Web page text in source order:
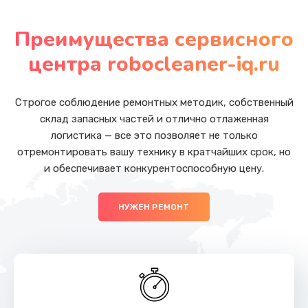
Заказать
от 1000 руб.
Заказать
Замена жерновов
от 1000 руб.
Заказать
Заказать
Преимущества сервисного
центра robocleaner-iq.ru
Строгое соблюдение ремонтных методик, собственный
склад запасных частей и отлично отлаженная
логистика — все это позволяет не только
отремонтировать вашу технику в кратчайших срок, но
и обеспечивает конкурентоспособную цену.
НУЖЕН РЕМОНТ